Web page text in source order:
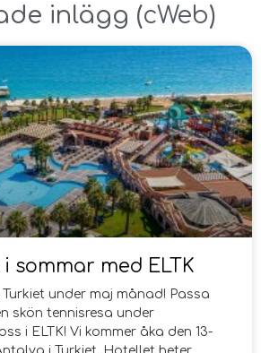
inlägg ​(cWeb)
sommar med ELTK
under maj månad! Passa
skön tennisresa under
i ELTK! Vi kommer åka den 13-